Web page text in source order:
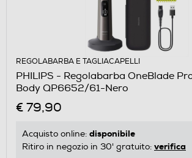
REGOLABARBA E TAGLIACAPELLI
PHILIPS - Regolabarba OneBlade
Body QP6652/61-Nero
€ 79,90
Acquisto online: disponibile
Ritiro in negozio in 30' gratuito: verifica